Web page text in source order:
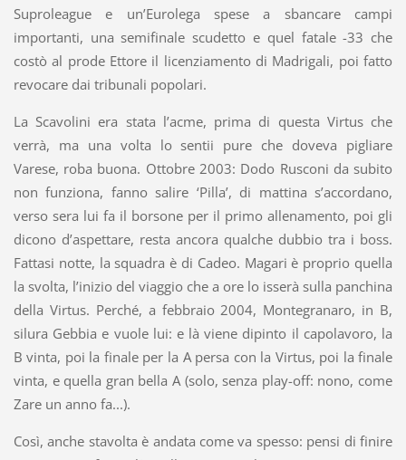
Suproleague e un’Eurolega spese a sbancare campi
importanti, una semifinale scudetto e quel fatale -33 che
costò al prode Ettore il licenziamento di Madrigali, poi fatto
revocare dai tribunali popolari.
La Scavolini era stata l’acme, prima di questa Virtus che
verrà, ma una volta lo sentii pure che doveva pigliare
Varese, roba buona. Ottobre 2003: Dodo Rusconi da subito
non funziona, fanno salire ‘Pilla’, di mattina s’accordano,
verso sera lui fa il borsone per il primo allenamento, poi gli
dicono d’aspettare, resta ancora qualche dubbio tra i boss.
Fattasi notte, la squadra è di Cadeo. Magari è proprio quella
la svolta, l’inizio del viaggio che a ore lo isserà sulla panchina
della Virtus. Perché, a febbraio 2004, Montegranaro, in B,
silura Gebbia e vuole lui: e là viene dipinto il capolavoro, la
B vinta, poi la finale per la A persa con la Virtus, poi la finale
vinta, e quella gran bella A (solo, senza play-off: nono, come
Zare un anno fa...).
Così, anche stavolta è andata come va spesso: pensi di finire